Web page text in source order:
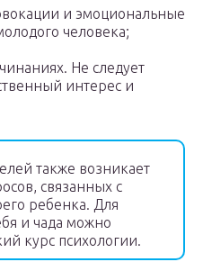
и эмоциональные
человека;
Не следует
интерес и
также возникает
связанных с
ребенка. Для
и чада можно
курс психологии.